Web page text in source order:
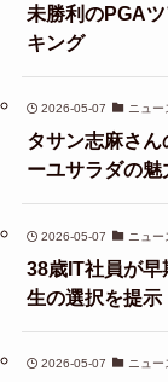
未勝利のPGA
キング
2026-05-07 ニュー
タサン志麻さ
ーユサラダの魅
2026-05-07 ニュー
38歳IT社員が早
生の選択を提示
2026-05-07 ニュー